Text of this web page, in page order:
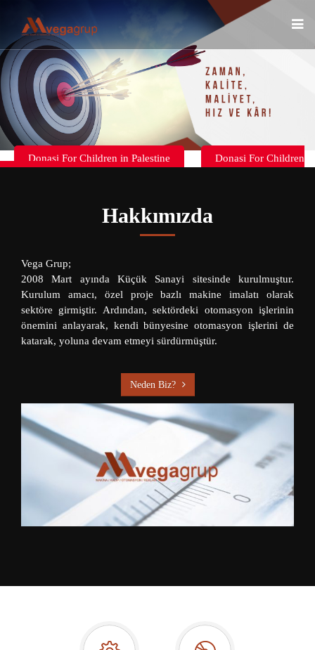
Donasi For Children in Palestine
Donasi For Children
Hakkımızda
Vega Grup;
2008 Mart ayında Küçük Sanayi sitesinde kurulmuştur.
Kurulum amacı, özel proje bazlı makine imalatı olarak
sektöre girmiştir. Ardından, sektördeki otomasyon işlerinin
önemini anlayarak, kendi bünyesine otomasyon işlerini de
katarak, yoluna devam etmeyi sürdürmüştür.
Neden Biz?